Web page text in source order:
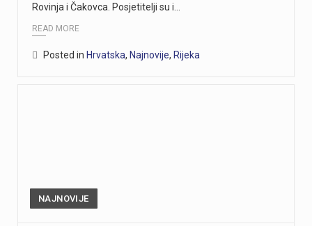
Rovinja i Čakovca. Posjetitelji su i…
READ MORE
Posted in Hrvatska, Najnovije, Rijeka
NAJNOVIJE